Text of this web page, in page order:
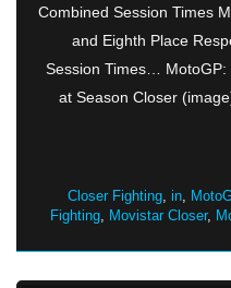
Combined Session
and Eighth Place
Session Times…
at Season Closer
Closer Fighting, in,
Fighting,Movistar Closer,